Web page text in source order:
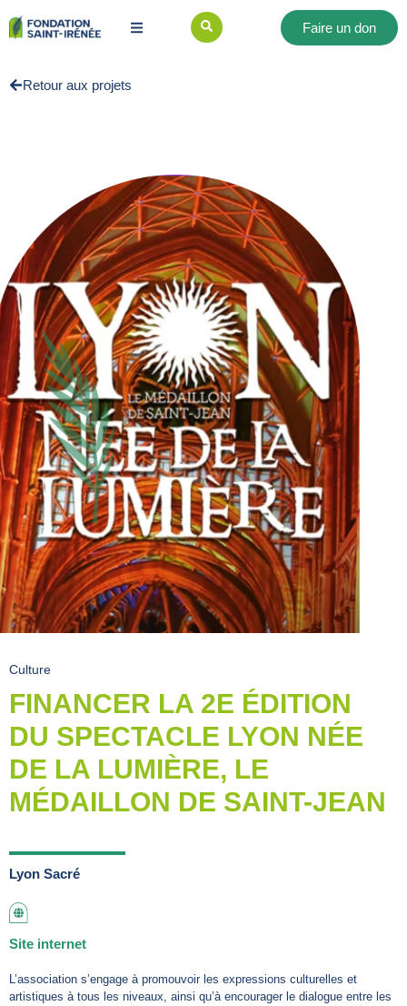
Faire un don
Retour aux projets
Culture
FINANCER LA 2E ÉDITION
DU SPECTACLE LYON NÉE
DE LA LUMIÈRE, LE
MÉDAILLON DE SAINT-JEAN
Lyon Sacré
Site internet
L’association s’engage à promouvoir les expressions culturelles et
artistiques à tous les niveaux, ainsi qu’à encourager le dialogue entre les